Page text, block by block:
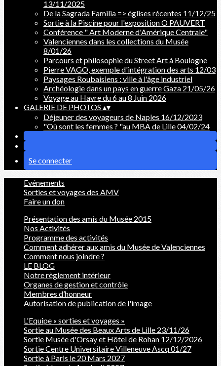
13/11/2025
De la Sagrada Familia => églises récentes 11/12/25
Sortie à la Piscine pour l'exposition O PAUVERT
Conférence " Art Moderne d'Amérique Centrale"
Valenciennes dans les collections du Musée
8/01/26
Parcours et philosophie du Street Art à Boulogne
Pierre VAGO, exemple d'intégration des arts 12/03
Paysages Roubaisiens : ville à l'âge industriel
Archéologie dans un pays en guerre Gaza 21/05/26
Voyage au Havre du 6 au 8 Juin 2026
GALERIE DE PHOTOS ▴▾
Déjeuner des voyageurs de Naples 16/12/2023
"Où sont les femmes ? "au MBA de Lille 04/02/24
Se connecter
Evénements
Sorties et voyages des AMV
Faire un don
Présentation des amis du Musée 2015
Nos Activités
Programme des activités
Comment adhérer aux amis du Musée de Valenciennes
Comment nous joindre ?
LE BLOG
Notre règlement intérieur
Organes de gestion et contrôle
Membres d’honneur
Autorisation de publication de l'image
L'Equipe « sorties et voyages »
Sortie au Musée des Beaux Arts de Lille 23/11/26
Sortie Musée d'Orsay et Hôtel de Rohan 12/12/2026
Sortie Centre Universitaire Villeneuve Ascq 01/27
Sortie à Paris le 20 Mars 2027